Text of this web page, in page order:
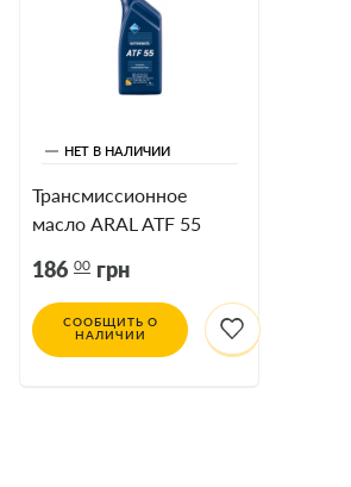
НЕТ В НАЛИЧИИ
Трансмиссионное
масло ARAL ATF 55
186 00 грн
СООБЩИТЬ О
НАЛИЧИИ